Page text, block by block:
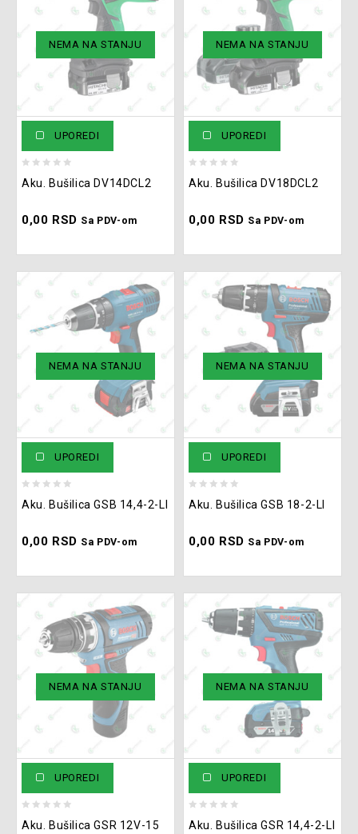
NEMA NA STANJU
UPOREDI
out
5
Aku. Bušilica DV14DCL2
0,00 RSD Sa PDV-om
NEMA NA STANJU
UPOREDI
out
5
Aku. Bušilica DV18DCL2
0,00 RSD Sa PDV-om
NEMA NA STANJU
UPOREDI
out
5
Aku. Bušilica GSB 14,4-2-LI
0,00 RSD Sa PDV-om
NEMA NA STANJU
UPOREDI
out
5
Aku. Bušilica GSB 18-2-LI
0,00 RSD Sa PDV-om
NEMA NA STANJU
UPOREDI
out
Aku. Bušilica GSR 12V-15
NEMA NA STANJU
UPOREDI
out
Aku. Bušilica GSR 14,4-2-LI